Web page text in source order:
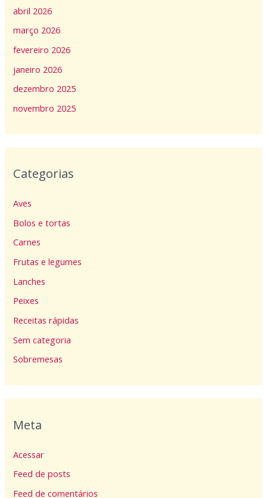
abril 2026
março 2026
fevereiro 2026
janeiro 2026
dezembro 2025
novembro 2025
Categorias
Aves
Bolos e tortas
Carnes
Frutas e legumes
Lanches
Peixes
Receitas rápidas
Sem categoria
Sobremesas
Meta
Acessar
Feed de posts
Feed de comentários